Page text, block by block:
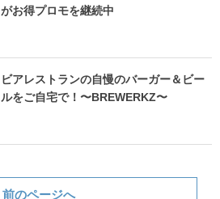
がお得プロモを継続中
ビアレストランの自慢のバーガー＆ビー
ルをご自宅で！〜BREWERKZ〜
前のページへ